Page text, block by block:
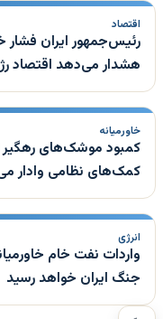
اقتصاد
رئیس‌جمهور ایران فشار
هشدار می‌دهد اقتصاد
خاورمیانه
کمبود موشک‌های رهگیر
کمک‌های نظامی وادار
انرژی
واردات نفت خام
جنگ ایران خواهد رسید